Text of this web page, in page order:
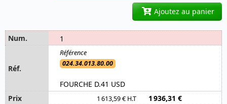
Ajoutez au panier
1
024.34.013.80.00
FOURCHE D.41 USD
1 613,59 € H.T 1 936,31 €